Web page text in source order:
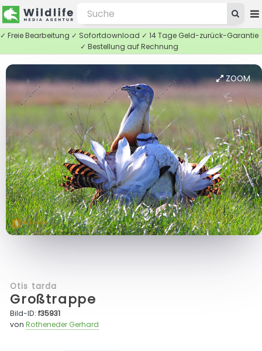
✓ Freie Bearbeitung ✓ Sofortdownload ✓ 14 Tage Geld-zurück-Garantie
✓ Bestellung auf Rechnung
ZOOM
Otis tarda
Großtrappe
Bild-ID:f35931
vonRotheneder Gerhard